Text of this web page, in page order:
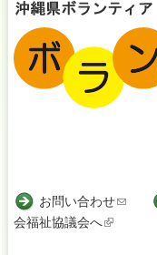
お問い合わせ(
会福祉協議会へ(